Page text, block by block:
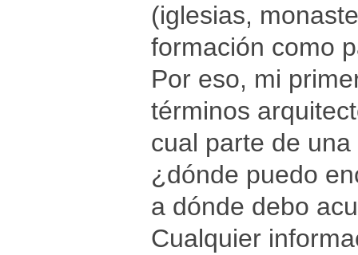
(iglesias,
formación como
Por eso, mi
términos
cual parte de
¿dónde puedo
a dónde debo
Cualquier